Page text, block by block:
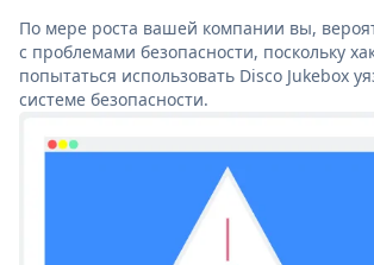
По мере роста вашей компании вы,
с проблемами безопасности, поскольку
попытаться использовать Disco Jukebox
системе безопасности.